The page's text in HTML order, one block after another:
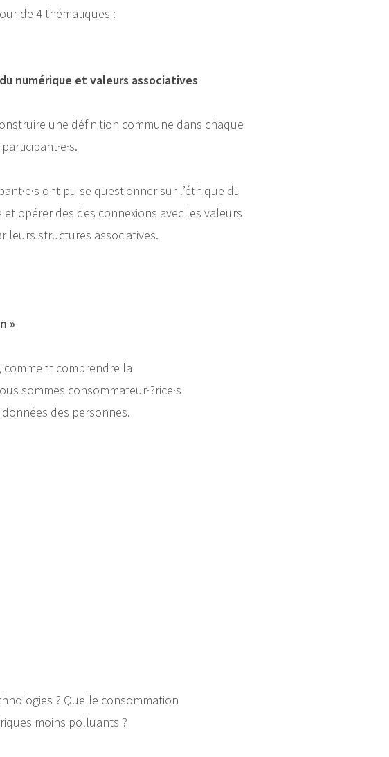
de 4 thématiques :
numérique et valeurs associatives
une définition commune dans chaque
ont pu se questionner sur l’éthique du
et opérer des des connexions avec les valeurs
leurs structures associatives.
»
comment comprendre la
sommes consommateur·?rice·s
des personnes.
? Quelle consommation
moins polluants ?